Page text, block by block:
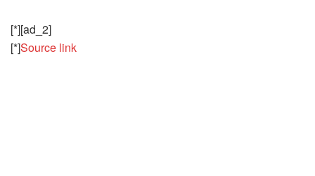
[*][ad_2]
[*]Source link